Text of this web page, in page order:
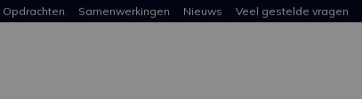
Opdrachten Samenwerkingen Nieuws Veel gestelde vragen